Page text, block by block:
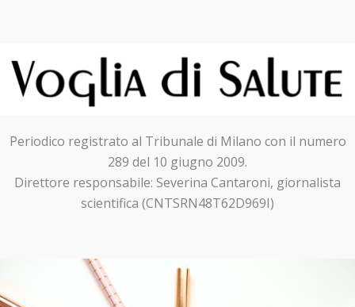
Periodico registrato al Tribunale di Milano con il numero
289 del 10 giugno 2009.
Direttore responsabile: Severina Cantaroni, giornalista
scientifica (CNTSRN48T62D969I)